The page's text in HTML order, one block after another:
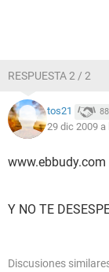
RESPUESTA 2 / 2
tos21 88
29 dic 2009 a
www.ebbudy.com
Y NO TE
Discusiones